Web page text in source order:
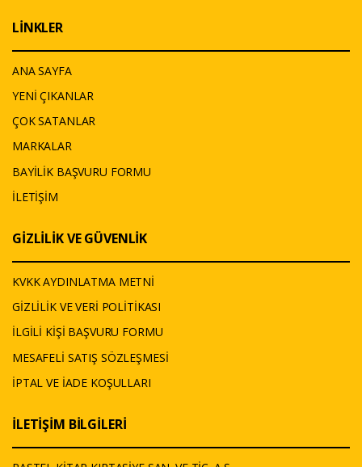
LİNKLER
ANA SAYFA
YENİ ÇIKANLAR
ÇOK SATANLAR
MARKALAR
BAYİLİK BAŞVURU FORMU
İLETİŞİM
GİZLİLİK VE GÜVENLİK
KVKK AYDINLATMA METNİ
GİZLİLİK VE VERİ POLİTİKASI
İLGİLİ KİŞİ BAŞVURU FORMU
MESAFELİ SATIŞ SÖZLEŞMESİ
İPTAL VE İADE KOŞULLARI
İLETİŞİM BİLGİLERİ